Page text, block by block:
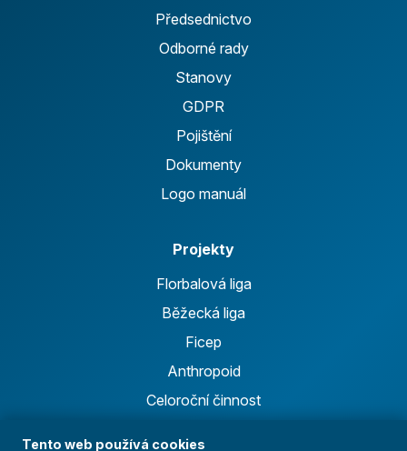
Předsednictvo
Odborné rady
Stanovy
GDPR
Pojištění
Dokumenty
Logo manuál
Projekty
Florbalová liga
Běžecká liga
Ficep
Anthropoid
Celoroční činnost
Tento web používá cookies